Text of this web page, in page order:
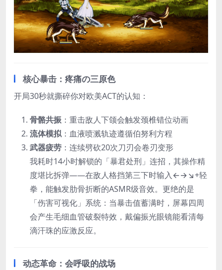
核心暴击：疼痛の三原色
开局30秒就撕碎你对欧美ACT的认知：
骨骼共振 ：重击敌人下颌会触发颈椎错位动画
流体模拟：血液喷溅轨迹遵循伯努利方程
武器疲劳 ：连续劈砍20次刀刃会卷刃变形
我耗时14小时解锁的「暴君处刑」连招，其操作精
度堪比拆弹——在敌人格挡第三下时输入←→↘︎+轻
拳，能触发肋骨折断的ASMR级音效。更绝的是
「伤害可视化」系统：当暴击值蓄满时，屏幕四周
会产生毛细血管破裂特效，戴偏振光眼镜能看清每
滴汗珠的应激反应。
动态革命：会呼吸的战场